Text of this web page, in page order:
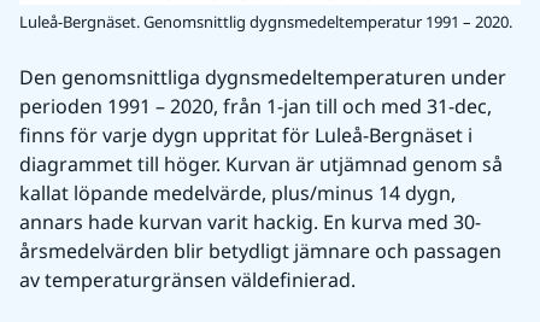
Luleå-Bergnäset. Genomsnittlig dygnsmedeltemperatur 1991 – 2020.
Den genomsnittliga dygnsmedeltemperaturen under
perioden 1991 – 2020, från 1-jan till och med 31-dec,
finns för varje dygn uppritat för Luleå-Bergnäset i
diagrammet till höger. Kurvan är utjämnad genom så
kallat löpande medelvärde, plus/minus 14 dygn,
annars hade kurvan varit hackig. En kurva med 30-
årsmedelvärden blir betydligt jämnare och passagen
av temperaturgränsen väldefinierad.